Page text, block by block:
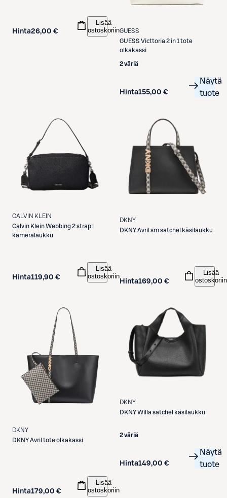
Hinta26,00 €
Lisää
ostoskoriinGUESS
GUESS Victtoria 2 in 1 tote
olkakassi
2 väriä
Hinta155,00 €
Näytä
tuote
CALVIN KLEIN
Calvin KleinWebbing 2 strap l
kameralaukku
Hinta119,90 €
Lisää
ostoskoriin
DKNY
DKNYAvril sm satchel käsilaukku
Hinta169,00 €
Lisää
ostoskoriin
DKNY
DKNYAvril tote olkakassi
Hinta179,00 €
Lisää
ostoskoriin
DKNY
DKNYWilla satchel käsilaukku
2 väriä
Hinta149,00 €
Näytä
tuote